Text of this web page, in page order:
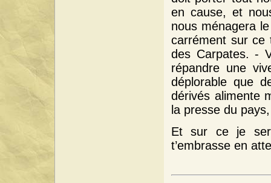
en cause, et
nous ménagera
carrément sur ce
des Carpates. -
répandre une
déplorable que
dérivés alimente
la presse du
Et sur ce je
t’embrasse en